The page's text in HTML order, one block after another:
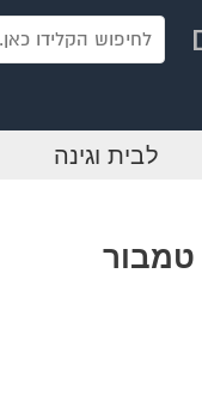
לבית וגינה